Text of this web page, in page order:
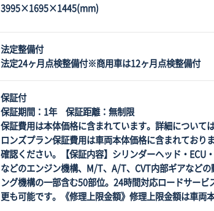
3995×1695×1445(mm)
法定整備付
法定24ヶ月点検整備付※商用車は12ヶ月点検整備付
保証付
保証期間：1年 保証距離：無制限
保証費用は本体価格に含まれています。詳細について
ロンズプラン保証費用は車両本体価格に含まれており
確認ください。【保証内容】シリンダーヘッド・ECU
などのエンジン機構、M/T、A/T、CVT内部ギアなど
ング機構の一部含む50部位。24時間対応ロードサー
更も可能です。《修理上限金額》修理上限金額は車両